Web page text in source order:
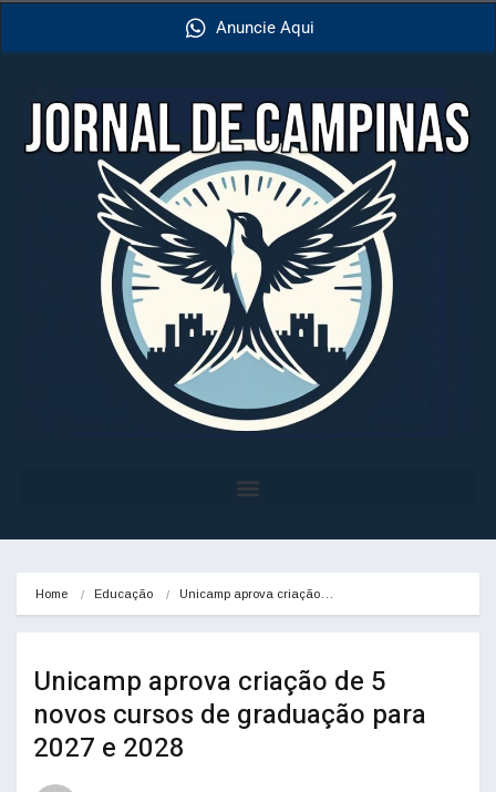
Anuncie Aqui
Home Educação Unicamp aprova criação…
Unicamp aprova criação de 5
novos cursos de graduação para
2027 e 2028